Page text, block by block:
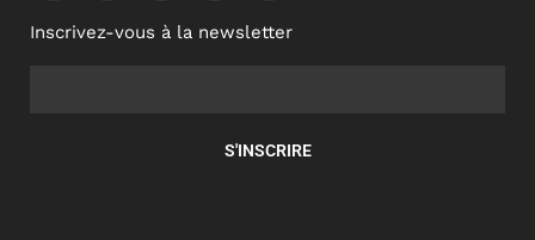
Inscrivez-vous à la newsletter
S'INSCRIRE